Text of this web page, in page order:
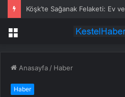
Köşk’te Sağanak Felaketi: Ev
Menü
Anasayfa / Haber
Haber